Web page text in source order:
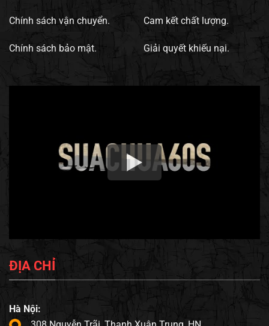
Chính sách vận chuyển.
Chính sách bảo mật.
Cam kết chất lượng.
Giải quyết khiếu nại.
ĐỊA CHỈ
Hà Nội: